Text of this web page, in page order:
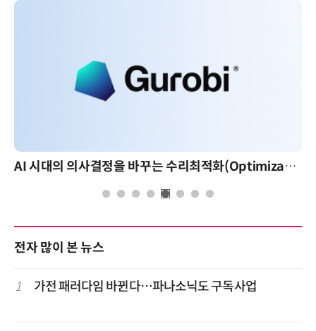
AI 시대의 의사결정을 바꾸는 수리최적화(Optimization): 실제 산업 적용 사례와 활용 전략 AI 핀
전자 많이 본 뉴스
1 가전 패러다임 바뀐다…파나소닉도 구독사업